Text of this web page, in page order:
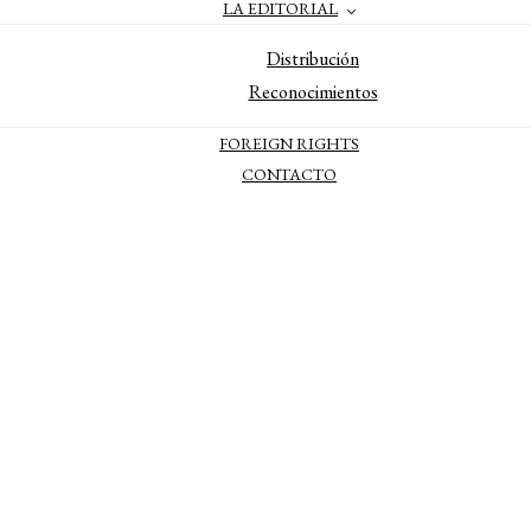
LA EDITORIAL
Distribución
Reconocimientos
FOREIGN RIGHTS
CONTACTO